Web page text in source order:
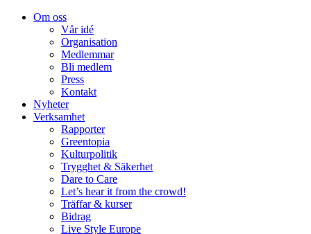
Om oss
Vår idé
Organisation
Medlemmar
Bli medlem
Press
Kontakt
Nyheter
Verksamhet
Rapporter
Greentopia
Kulturpolitik
Trygghet & Säkerhet
Dare to Care
Let’s hear it from the crowd!
Träffar & kurser
Bidrag
Live Style Europe